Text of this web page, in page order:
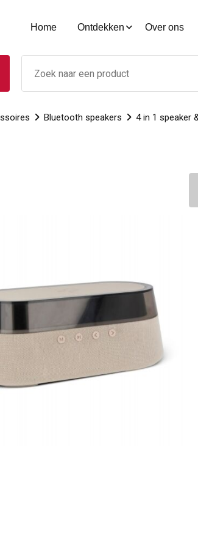
Home Ontdekken Over ons
Bluetooth speakers 4 in 1 speaker